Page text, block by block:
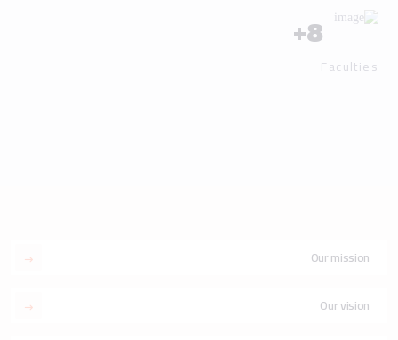
8
+
Faculties
Our mission
Our vision